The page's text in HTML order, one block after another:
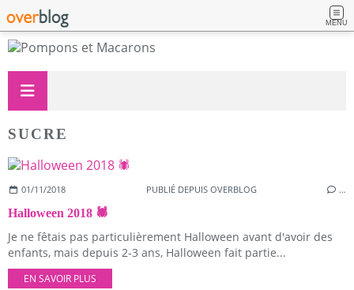
MENU
SUCRE
01/11/2018 PUBLIÉ DEPUIS OVERBLOG …
Halloween 2018 🕷
Je ne fêtais pas particulièrement Halloween avant d'avoir des
enfants, mais depuis 2-3 ans, Halloween fait partie...
EN SAVOIR PLUS